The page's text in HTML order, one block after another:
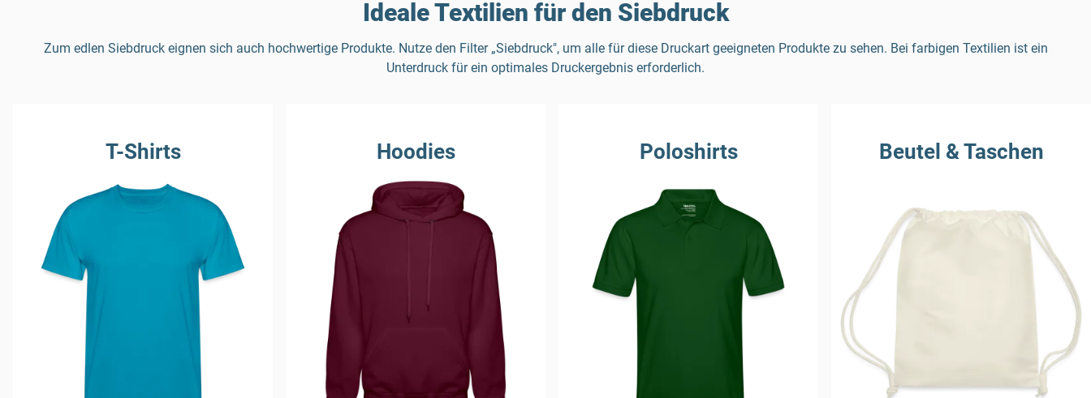
Ideale Textilien für den Siebdruck
Zum edlen Siebdruck eignen sich auch hochwertige Produkte. Nutze den Filter „Siebdruck", um alle für diese Druckart geeigneten Produkte zu sehen. Bei farbigen Textilien ist ein
Unterdruck für ein optimales Druckergebnis erforderlich.
T-Shirts Hoodies Poloshirts Beutel & Taschen